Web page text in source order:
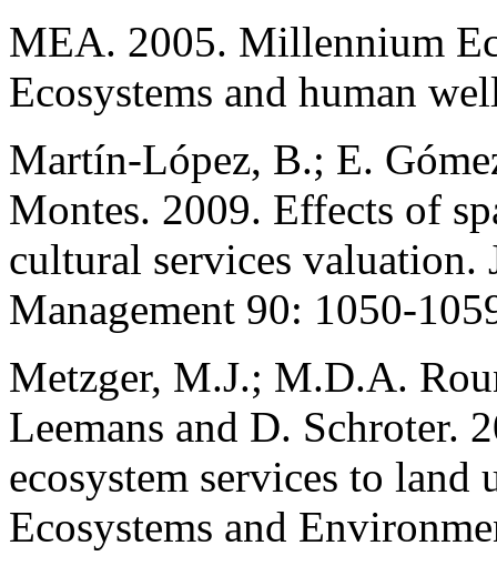
MEA. 2005. Millennium
Ecosystems and human
Martín-López, B.; E.
Montes. 2009. Effects of
cultural services
Management 90: 1050-
Metzger, M.J.; M.D.A.
Leemans and D. Schroter.
ecosystem services to land
Ecosystems and